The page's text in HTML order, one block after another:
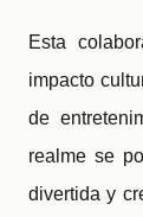
Esta
impacto
de
realme se
divertida y